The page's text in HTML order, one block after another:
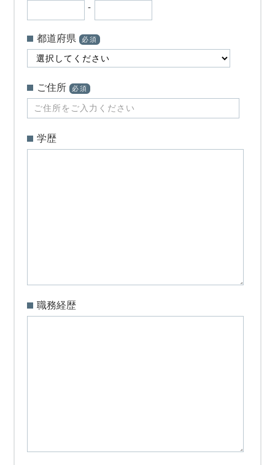
-
都道府県 必須
ご住所 必須
学歴
職務経歴